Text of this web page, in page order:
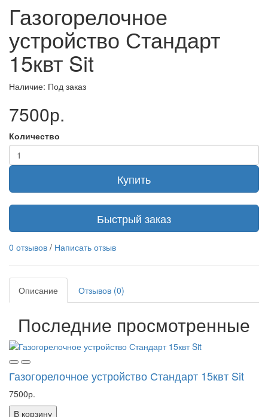
Газогорелочное
устройство Стандарт
15квт Sit
Наличие: Под заказ
7500р.
Количество
Купить
Быстрый заказ
0 отзывов / Написать отзыв
Описание Отзывов (0)
Последние просмотренные
Газогорелочное устройство Стандарт 15квт Sit
7500р.
В корзину